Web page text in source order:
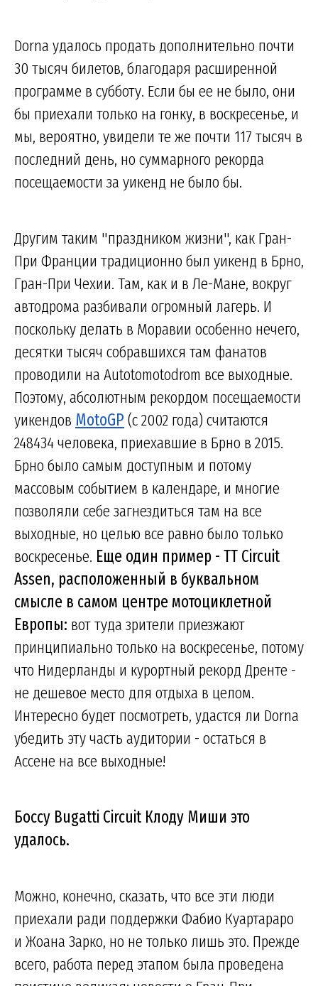
Dorna удалось продать дополнительно почти
30 тысяч билетов, благодаря расширенной
программе в субботу. Если бы ее не было, они
бы приехали только на гонку, в воскресенье, и
мы, вероятно, увидели те же почти 117 тысяч в
последний день, но суммарного рекорда
посещаемости за уикенд не было бы.
Другим таким "праздником жизни", как Гран-
При Франции традиционно был уикенд в Брно,
Гран-При Чехии. Там, как и в Ле-Мане, вокруг
автодрома разбивали огромный лагерь. И
поскольку делать в Моравии особенно нечего,
десятки тысяч собравшихся там фанатов
проводили на Autotomotodrom все выходные.
Поэтому, абсолютным рекордом посещаемости
уикендов MotoGP (с 2002 года) считаются
248434 человека, приехавшие в Брно в 2015.
Брно было самым доступным и потому
массовым событием в календаре, и многие
позволяли себе загнездиться там на все
выходные, но целью все равно было только
воскресенье. Еще один пример - TT Circuit
Assen, расположенный в буквальном
смысле в самом центре мотоциклетной
Европы: вот туда зрители приезжают
принципиально только на воскресенье, потому
что Нидерланды и курортный рекорд Дренте -
не дешевое место для отдыха в целом.
Интересно будет посмотреть, удастся ли Dorna
убедить эту часть аудитории - остаться в
Ассене на все выходные!
Боссу Bugatti Circuit Клоду Миши это
удалось.
Можно, конечно, сказать, что все эти люди
приехали ради поддержки Фабио Куартараро
и Жоана Зарко, но не только лишь это. Прежде
всего, работа перед этапом была проведена